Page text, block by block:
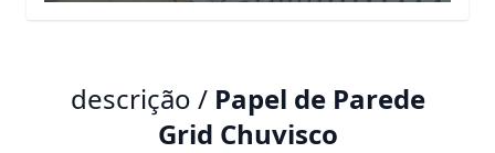
descrição / Papel de Parede
Grid Chuvisco